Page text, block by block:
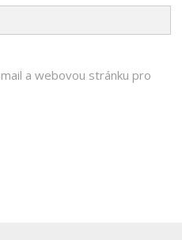
a webovou stránku pro